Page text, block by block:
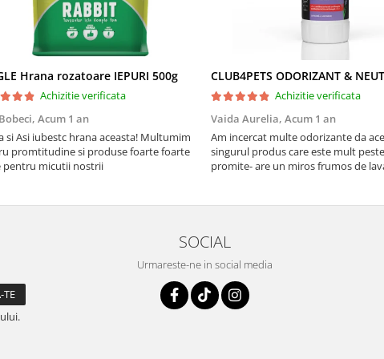
Hrana rozatoare IEPURI 500g
Achizitie verificata
Acum 1 an
si Asi iubestc hrana aceasta! Multumim
promtitudine si produse foarte foarte
pentru micutii nostrii
Achizitie verificata
Vaida Aurelia, Acum 1 an
Am incercat multe odorizante da
singurul produs care este mult
promite- are un miros frumos de
SOCIAL
Urmareste-ne in social media